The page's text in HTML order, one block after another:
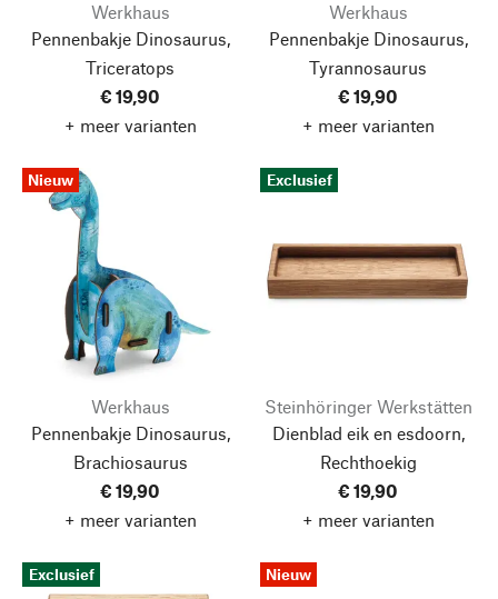
Werkhaus
Pennenbakje Dinosaurus,
Triceratops
€ 19,90
+ meer varianten
Werkhaus
Pennenbakje Dinosaurus,
Tyrannosaurus
€ 19,90
+ meer varianten
Nieuw
Werkhaus
Pennenbakje Dinosaurus,
Brachiosaurus
€ 19,90
+ meer varianten
Exclusief
Steinhöringer Werkstätten
Dienblad eik en esdoorn,
Rechthoekig
€ 19,90
+ meer varianten
Exclusief Nieuw